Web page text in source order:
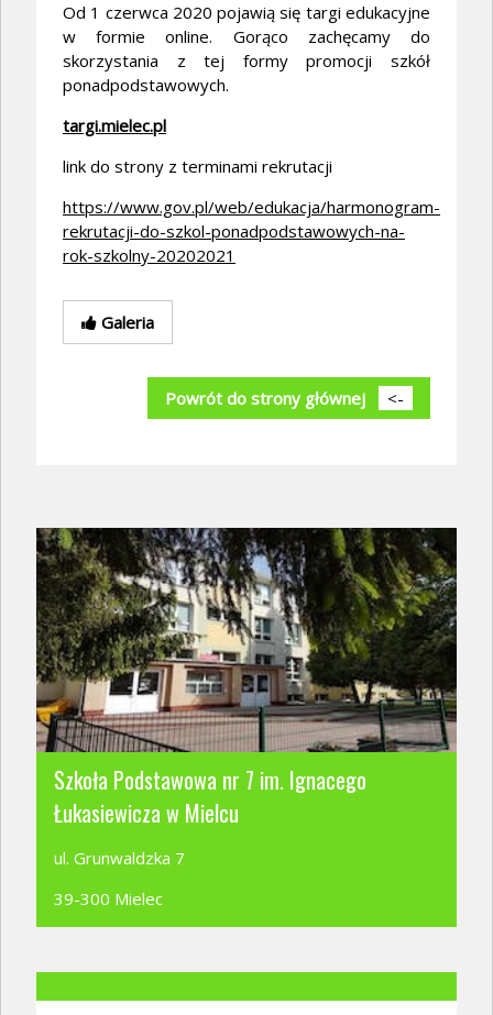
Od 1 czerwca 2020 pojawią się targi edukacyjne
w formie online. Gorąco zachęcamy do
skorzystania z tej formy promocji szkół
ponadpodstawowych.
targi.mielec.pl
link do strony z terminami rekrutacji
https://www.gov.pl/web/edukacja/harmonogram-
rekrutacji-do-szkol-ponadpodstawowych-na-
rok-szkolny-20202021
Galeria
Powrót do strony głównej <-
Szkoła Podstawowa nr 7 im. Ignacego
Łukasiewicza w Mielcu
ul. Grunwaldzka 7
39-300 Mielec